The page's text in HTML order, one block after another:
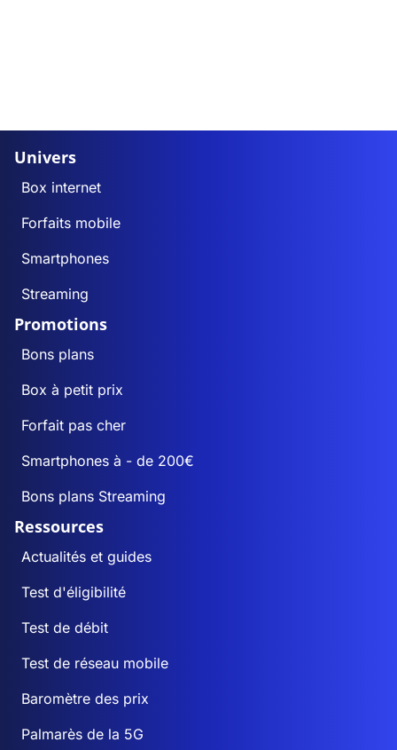
Univers
Box internet
Forfaits mobile
Smartphones
Streaming
Promotions
Bons plans
Box à petit prix
Forfait pas cher
Smartphones à - de 200€
Bons plans Streaming
Ressources
Actualités et guides
Test d'éligibilité
Test de débit
Test de réseau mobile
Baromètre des prix
Palmarès de la 5G